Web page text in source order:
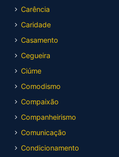
Carência
Caridade
Casamento
Cegueira
Ciúme
Comodismo
Compaixão
Companheirismo
Comunicação
Condicionamento